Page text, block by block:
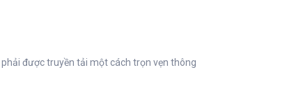
phải được truyền tải một cách trọn vẹn thông